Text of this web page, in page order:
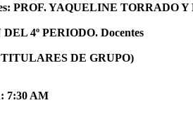
PROF. YAQUELINE TORRADO
4º PERIODO. Docentes
TITULARES DE GRUPO)
7:30 AM